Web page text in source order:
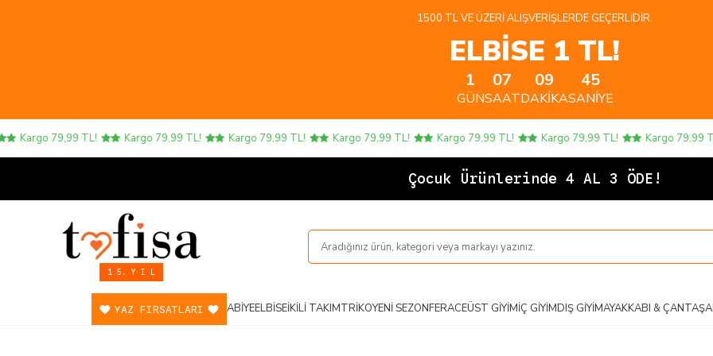
1500 TL VE ÜZERI ALIŞVERIŞLERDE GEÇERLIDIR.
ELBİSE 1 TL!
1
GÜN
07
SAAT
09
DAKIKA
45
SANIYE
Kargo 79,99 TL! Kargo 79,99 TL! Kargo 79,99 TL! Kargo 79,99 TL! Kargo 79,99 TL! Kargo 79,99 TL! Kargo 79,99 TL!
Çocuk Ürünlerinde 4 AL 3 ÖDE!
1 5. Y I L
YAZ FIRSATLARI ABIYEELBISEİKILI TAKIMTRIKOYENI SEZONFERACEÜST GIYIMİÇ GIYIMDIŞ GIYIMAYAKKABI & ÇANTA